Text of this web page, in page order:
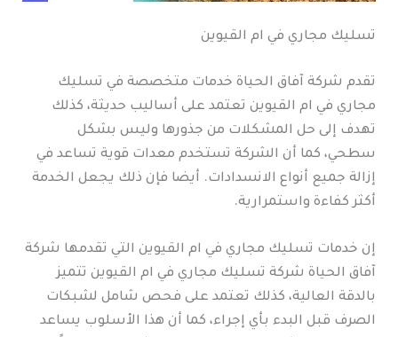
تسليك مجاري في ام القيوين
تقدم شركة آفاق الحياة خدمات متخصصة في تسليك
مجاري في ام القيوين تعتمد على أساليب حديثة، كذلك
تهدف إلى حل المشكلات من جذورها وليس بشكل
سطحي، كما أن الشركة تستخدم معدات قوية تساعد في
إزالة جميع أنواع الانسدادات. أيضا فإن ذلك يجعل الخدمة
أكثر كفاءة واستمرارية.
إن خدمات تسليك مجاري في ام القيوين التي تقدمها شركة
آفاق الحياة شركة تسليك مجاري في ام القيوين تتميز
بالدقة العالية، كذلك تعتمد على فحص شامل لشبكات
الصرف قبل البدء بأي إجراء، كما أن هذا الأسلوب يساعد